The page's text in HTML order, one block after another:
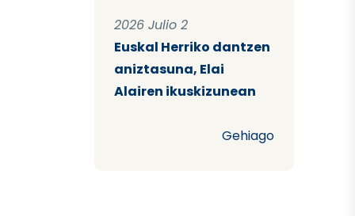
2026 Julio 2
Euskal Herriko dantzen
aniztasuna, Elai
Alairen ikuskizunean
Gehiago